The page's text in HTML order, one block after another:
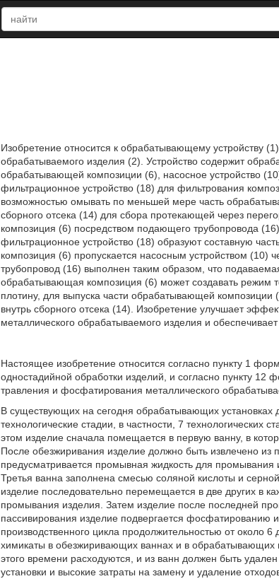
Изобретение относится к обрабатывающему устройству
обрабатываемого изделия (2). Устройство содержит
обрабатывающей композиции (6), насосное устройство
фильтрационное устройство (18) для фильтрования
возможностью омывать по меньшей мере часть
сборного отсека (14) для сбора протекающей через
композиция (6) посредством подающего трубопровода
фильтрационное устройство (18) образуют составную
композиция (6) пропускается насосным устройством
трубопровод (16) выполнен таким образом, что
обрабатывающая композиция (6) может создавать режим
плотину, для выпуска части обрабатывающей
внутрь сборного отсека (14). Изобретение улучшает
металлического обрабатываемого изделия и
Настоящее изобретение относится согласно пункту 1
одностадийной обработки изделий, и согласно пункту
травления и фосфатирования металлического
В существующих на сегодня обрабатывающих
технологические стадии, в частности, 7
этом изделие сначала помещается в первую ванну, в
После обезжиривания изделие должно быть извлечено
предусматривается промывная жидкость для
Третья ванна заполнена смесью соляной кислоты и
изделие последовательно перемещается в две других в
промывания изделия. Затем изделие после последней
пассивирования изделие подвергается фосфатированию
производственного цикла продолжительностью от
химикаты в обезжиривающих ваннах и в обрабатывающих
этого времени расходуются, и из ванн должен быть
установки и высокие затраты на замену и удаление